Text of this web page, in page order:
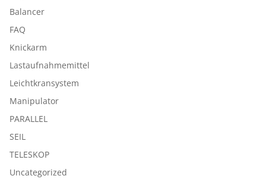
Balancer
FAQ
Knickarm
Lastaufnahmemittel
Leichtkransystem
Manipulator
PARALLEL
SEIL
TELESKOP
Uncategorized